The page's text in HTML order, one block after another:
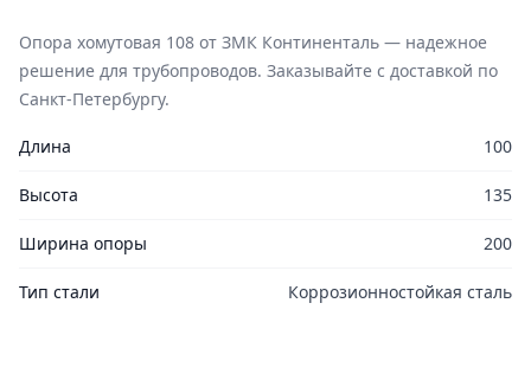
Опора хомутовая 108 от ЗМК Континенталь — надежное
решение для трубопроводов. Заказывайте с доставкой по
Санкт-Петербургу.
Длина 100
Высота 135
Ширина опоры 200
Тип стали Коррозионностойкая сталь